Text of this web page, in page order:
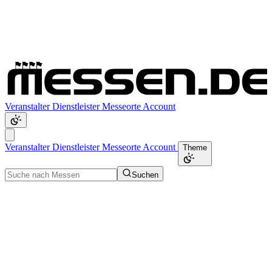
VeranstalterDienstleisterMesseorte Account
VeranstalterDienstleisterMesseorte Account Theme
Suchen